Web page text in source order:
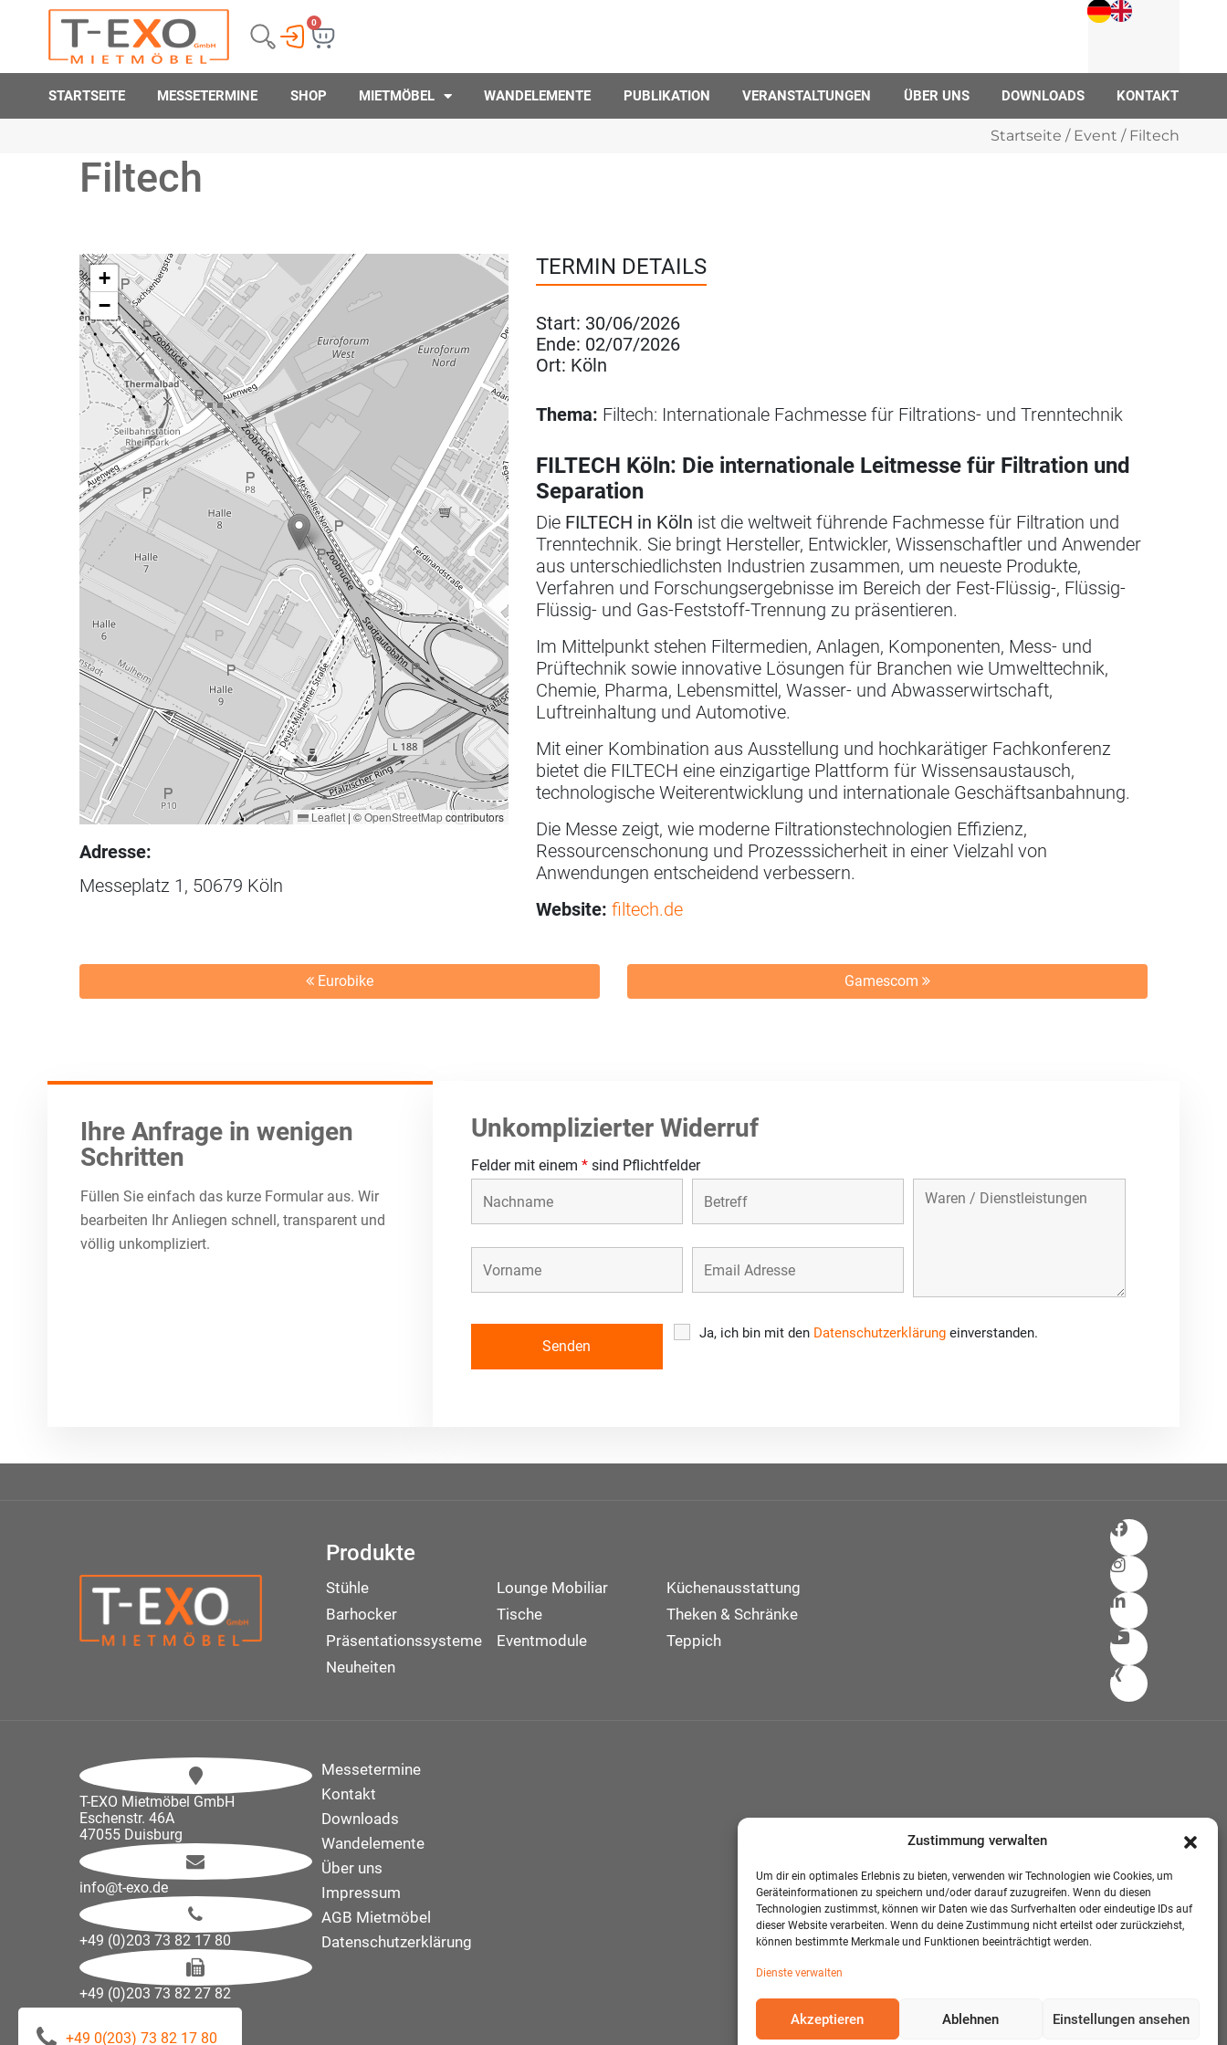
Zustimmung verwalten
Um dir ein optimales Erlebnis zu bieten, verwenden wir Technologien wie Cookies, um
Geräteinformationen zu speichern und/oder darauf zuzugreifen. Wenn du diesen
Technologien zustimmst, können wir Daten wie das Surfverhalten oder eindeutige IDs auf
dieser Website verarbeiten. Wenn du deine Zustimmung nicht erteilst oder zurückziehst,
können bestimmte Merkmale und Funktionen beeinträchtigt werden.
Dienste verwalten
Akzeptieren Ablehnen Einstellungen ansehen
0
STARTSEITE MESSETERMINE SHOP MIETMÖBEL WANDELEMENTE PUBLIKATION VERANSTALTUNGEN ÜBER UNS DOWNLOADS KONTAKT
Startseite / Event / Filtech
Filtech
+
−
Leaflet | ©OpenStreetMapcontributors
Adresse:
Messeplatz 1, 50679 Köln
TERMIN DETAILS
Start: 30/06/2026
Ende: 02/07/2026
Ort: Köln
Thema: Filtech: Internationale Fachmesse für Filtrations- und Trenntechnik
FILTECH Köln: Die internationale Leitmesse für Filtration und
Separation
Die FILTECH in Köln ist die weltweit führende Fachmesse für Filtration und
Trenntechnik. Sie bringt Hersteller, Entwickler, Wissenschaftler und Anwender
aus unterschiedlichsten Industrien zusammen, um neueste Produkte,
Verfahren und Forschungsergebnisse im Bereich der Fest-Flüssig-, Flüssig-
Flüssig- und Gas-Feststoff-Trennung zu präsentieren.
Im Mittelpunkt stehen Filtermedien, Anlagen, Komponenten, Mess- und
Prüftechnik sowie innovative Lösungen für Branchen wie Umwelttechnik,
Chemie, Pharma, Lebensmittel, Wasser- und Abwasserwirtschaft,
Luftreinhaltung und Automotive.
Mit einer Kombination aus Ausstellung und hochkarätiger Fachkonferenz
bietet die FILTECH eine einzigartige Plattform für Wissensaustausch,
technologische Weiterentwicklung und internationale Geschäftsanbahnung.
Die Messe zeigt, wie moderne Filtrationstechnologien Effizienz,
Ressourcenschonung und Prozesssicherheit in einer Vielzahl von
Anwendungen entscheidend verbessern.
Website: filtech.de
Eurobike Gamescom
Ihre Anfrage in wenigen
Schritten
Füllen Sie einfach das kurze Formular aus. Wir
bearbeiten Ihr Anliegen schnell, transparent und
völlig unkompliziert.
Unkomplizierter Widerruf
Felder mit einem *sind Pflichtfelder
Ja, ich bin mit den Datenschutzerklärungeinverstanden.
Produkte
Stühle Lounge Mobiliar
Küchenausstattung
Barhocker
Tische
Theken & Schränke
Präsentationssysteme
Eventmodule
Teppich
Neuheiten
T-EXO Mietmöbel GmbH
Eschenstr. 46A
47055 Duisburg
info@t-exo.de
+49 (0)203 73 82 17 80
+49 (0)203 73 82 27 82
Messetermine
Kontakt
Downloads
Wandelemente
Über uns
Impressum
AGB Mietmöbel
Datenschutzerklärung
+49 0(203) 73 82 17 80